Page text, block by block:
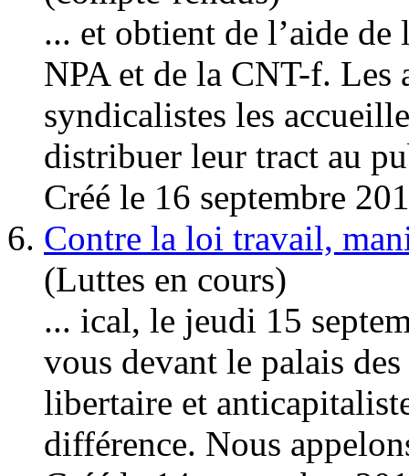
... et obtient de l’aide
NPA et de la CNT-f. Les
syndicalistes les
distribuer leur tract au
Créé le 16 septembre
6. Contre la loi travail,
(Luttes en cours)
... ical, le jeudi 15
vous devant le palais
libertaire et anticapital
différence. Nous